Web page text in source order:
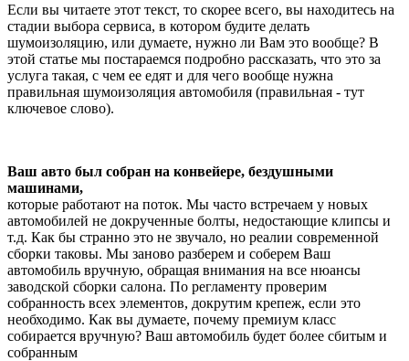
Если вы читаете этот текст, то скорее всего, вы находитесь на
стадии выбора сервиса, в котором будите делать
шумоизоляцию, или думаете, нужно ли Вам это вообще? В
этой статье мы постараемся подробно рассказать, что это за
услуга такая, с чем ее едят и для чего вообще нужна
правильная шумоизоляция автомобиля (правильная - тут
ключевое слово).
Ваш авто был собран на конвейере, бездушными
машинами,
которые работают на поток. Мы часто встречаем у новых
автомобилей не докрученные болты, недостающие клипсы и
т.д. Как бы странно это не звучало, но реалии современной
сборки таковы. Мы заново разберем и соберем Ваш
автомобиль вручную, обращая внимания на все нюансы
заводской сборки салона. По регламенту проверим
собранность всех элементов, докрутим крепеж, если это
необходимо. Как вы думаете, почему премиум класс
собирается вручную? Ваш автомобиль будет более сбитым и
собранным